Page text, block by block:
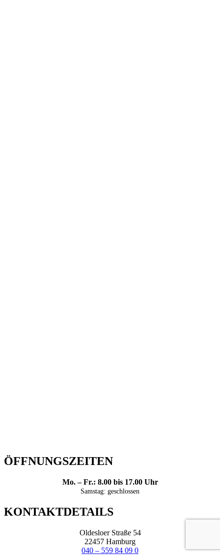
ÖFFNUNGSZEITEN
Mo. – Fr.: 8.00 bis 17.00 Uhr
Samstag: geschlossen
KONTAKTDETAILS
Oldesloer Straße 54
22457 Hamburg
040 – 559 84 09 0